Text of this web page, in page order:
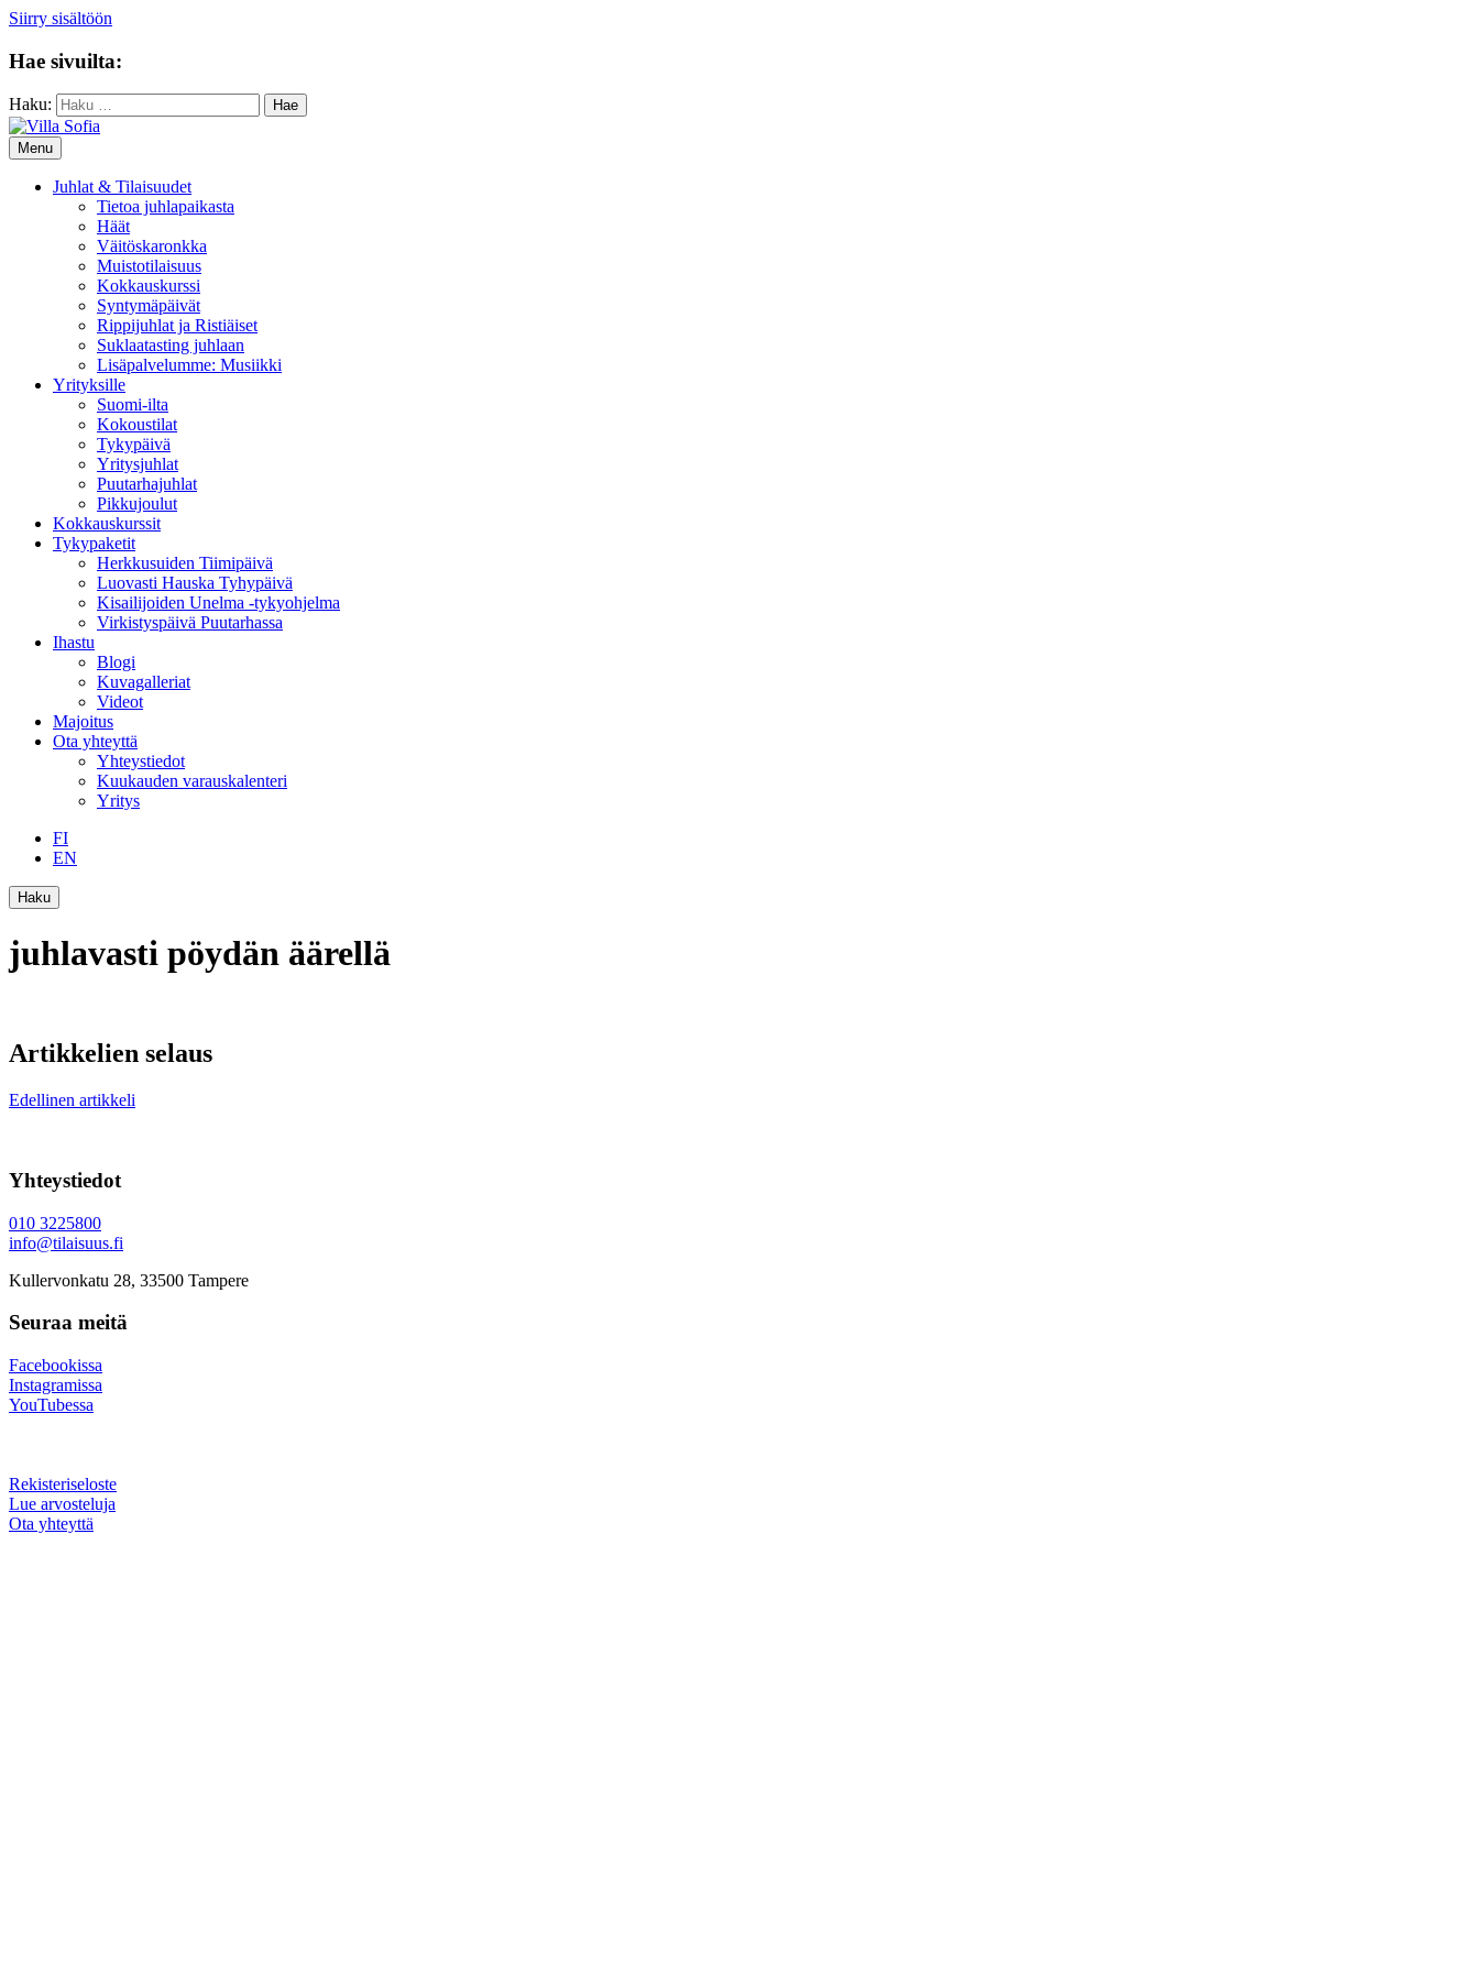
Siirry sisältöön
Hae sivuilta:
Haku:
Menu
Juhlat & Tilaisuudet
Tietoa juhlapaikasta
Häät
Väitöskaronkka
Muistotilaisuus
Kokkauskurssi
Syntymäpäivät
Rippijuhlat ja Ristiäiset
Suklaatasting juhlaan
Lisäpalvelumme: Musiikki
Yrityksille
Suomi-ilta
Kokoustilat
Tykypäivä
Yritysjuhlat
Puutarhajuhlat
Pikkujoulut
Kokkauskurssit
Tykypaketit
Herkkusuiden Tiimipäivä
Luovasti Hauska Tyhypäivä
Kisailijoiden Unelma -tykyohjelma
Virkistyspäivä Puutarhassa
Ihastu
Blogi
Kuvagalleriat
Videot
Majoitus
Ota yhteyttä
Yhteystiedot
Kuukauden varauskalenteri
Yritys
FI
EN
Haku
juhlavasti pöydän äärellä
Artikkelien selaus
Edellinen artikkeli
Yhteystiedot
010 3225800
info@tilaisuus.fi
Kullervonkatu 28, 33500 Tampere
Seuraa meitä
Facebookissa
Instagramissa
YouTubessa
Rekisteriseloste
Lue arvosteluja
Ota yhteyttä